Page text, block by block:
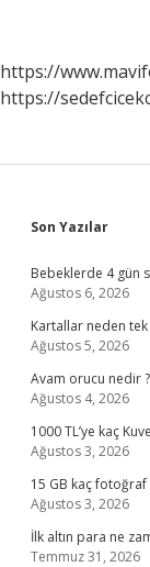
https://
https://
Son Yazılar
Bebeklerde 4 gün
Ağustos 6, 2026
Kartallar neden tek
Ağustos 5, 2026
Avam orucu nedir ?
Ağustos 4, 2026
1000 TL’ye kaç
Ağustos 3, 2026
15 GB kaç fotoğraf
Ağustos 3, 2026
İlk altın para ne
Temmuz 31, 2026